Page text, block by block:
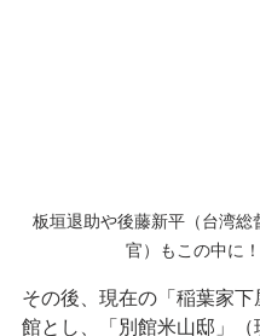
板垣退助や後藤新平（台湾総
官）もこの中に！
その後、現在の「稲葉家下
館とし、「別館米山邸」（